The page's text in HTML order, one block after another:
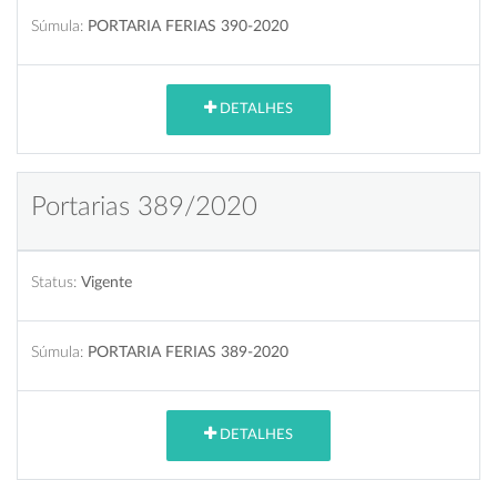
Súmula: PORTARIA FERIAS 390-2020
DETALHES
Portarias 389/2020
Status: Vigente
Súmula: PORTARIA FERIAS 389-2020
DETALHES